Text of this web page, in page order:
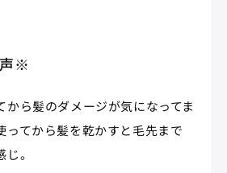
※
から髪のダメージが気になってま
ってから髪を乾かすと毛先まで
。